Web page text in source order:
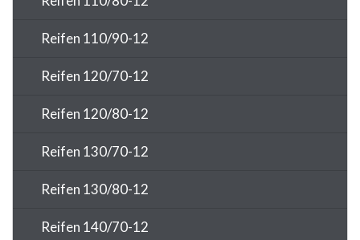
Reifen 110/90-12
Reifen 120/70-12
Reifen 120/80-12
Reifen 130/70-12
Reifen 130/80-12
Reifen 140/70-12